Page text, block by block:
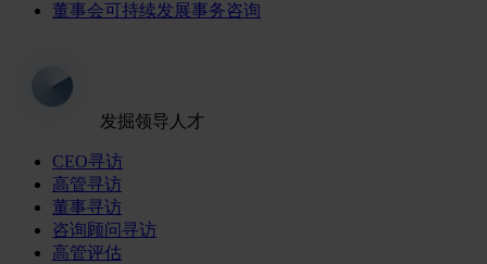
董事会可持续发展事务咨询
发掘领导人才
CEO寻访
高管寻访
董事寻访
咨询顾问寻访
高管评估